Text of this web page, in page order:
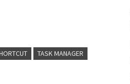
TASK MANAGER